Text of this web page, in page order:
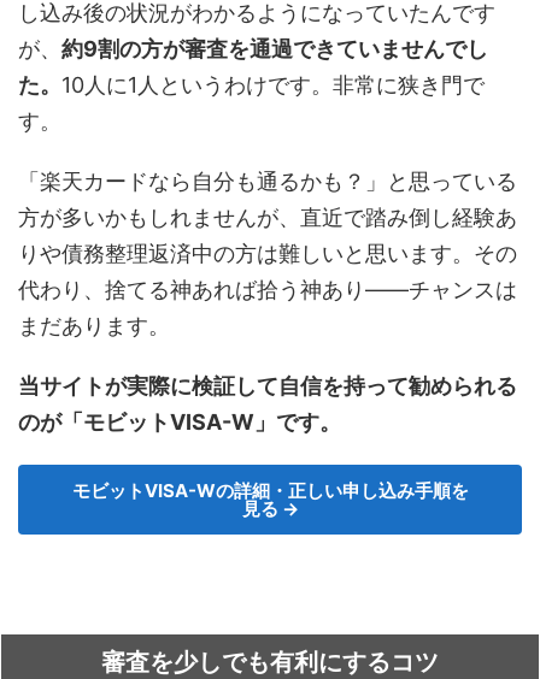
し込み後の状況がわかるようになっていたんです
が、 約9割の方が審査を通過できていませんでし
た。 10人に1人というわけです。非常に狭き門で
す。
「楽天カードなら自分も通るかも？」と思っている
方が多いかもしれませんが、直近で踏み倒し経験あ
りや債務整理返済中の方は難しいと思います。その
代わり、捨てる神あれば拾う神あり——チャンスは
まだあります。
当サイトが実際に検証して自信を持って勧められる
のが「モビットVISA-W」です。
モビットVISA-Wの詳細・正しい申し込み手順を
見る →
審査を少しでも有利にするコツ